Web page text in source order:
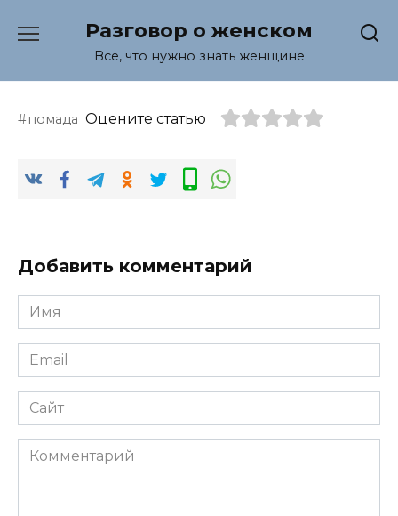
содержанию
Разговор о женском
Все, что нужно знать женщине
помада Оцените статью
Добавить комментарий
Имя
*
Email
*
Сайт
Комментарий